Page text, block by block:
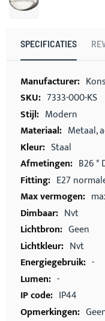
SPECIFICATIES
Meer
informatie7333-000-KS
Modern
Metaal,
Staal
B26 *
E27
Nvt
Geen
Nvt
-
-
IP44